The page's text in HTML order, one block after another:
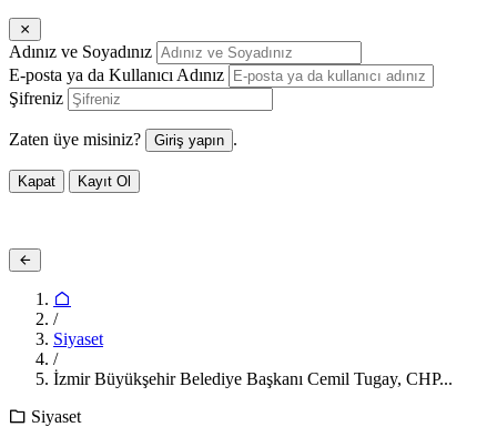
Adınız ve Soyadınız
E-posta ya da Kullanıcı Adınız
Şifreniz
Zaten üye misiniz? Giriş yapın .
Kapat Kayıt Ol
/
Siyaset
/
İzmir Büyükşehir Belediye Başkanı Cemil Tugay, CHP...
Siyaset